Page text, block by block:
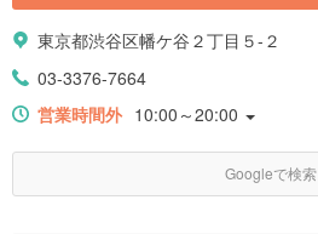
東京都渋谷区幡ケ谷２丁目５-２
03-3376-7664
営業時間外 10:00～20:00
Googleで検索